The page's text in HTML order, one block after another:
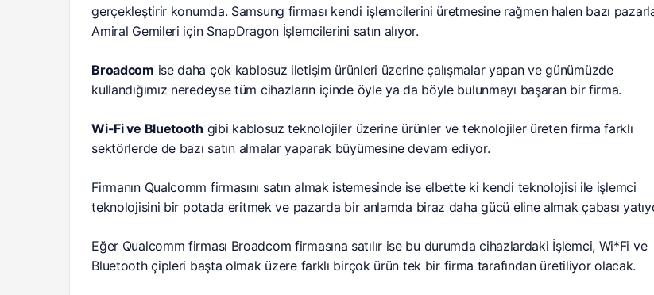
gerçekleştirir konumda. Samsung firması kendi işlemcilerini üretmesine rağmen halen bazı
Amiral Gemileri için SnapDragon İşlemcilerini satın alıyor.
Broadcom ise daha çok kablosuz iletişim ürünleri üzerine çalışmalar yapan ve günümüzde
kullandığımız neredeyse tüm cihazların içinde öyle ya da böyle bulunmayı başaran bir firma.
Wi-Fi ve Bluetooth gibi kablosuz teknolojiler üzerine ürünler ve teknolojiler üreten firma farklı
sektörlerde de bazı satın almalar yaparak büyümesine devam ediyor.
Firmanın Qualcomm firmasını satın almak istemesinde ise elbette ki kendi teknolojisi ile işlemci
teknolojisini bir potada eritmek ve pazarda bir anlamda biraz daha gücü eline almak çabası
Eğer Qualcomm firması Broadcom firmasına satılır ise bu durumda cihazlardaki İşlemci, Wi*Fi ve
Bluetooth çipleri başta olmak üzere farklı birçok ürün tek bir firma tarafından üretiliyor olacak.